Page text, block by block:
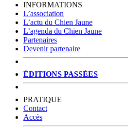
INFORMATIONS
L’association
L’actu du Chien Jaune
L’agenda du Chien Jaune
Partenaires
Devenir partenaire
ÉDITIONS PASSÉES
PRATIQUE
Contact
Accès